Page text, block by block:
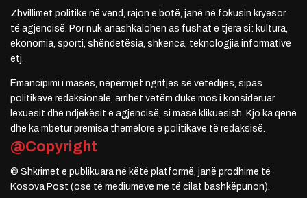
Zhvillimet politike në vend, rajon e botë, janë në fokusin kryesor
të agjencisë. Por nuk anashkalohen as fushat e tjera si: kultura,
ekonomia, sporti, shëndetësia, shkenca, teknologjia informative
etj.
Emancipimi i masës, nëpërmjet ngritjes së vetëdijes, sipas
politikave redaksionale, arrihet vetëm duke mos i konsideruar
lexuesit dhe ndjekësit e agjencisë, si masë klikuesish. Kjo ka qenë
dhe ka mbetur premisa themelore e politikave të redaksisë.
@Copyright
© Shkrimet e publikuara në këtë platformë, janë prodhime të
Kosova Post (ose të mediumeve me të cilat bashkëpunon).